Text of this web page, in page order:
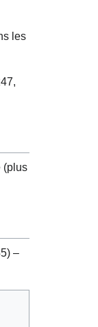
les
(plus
–